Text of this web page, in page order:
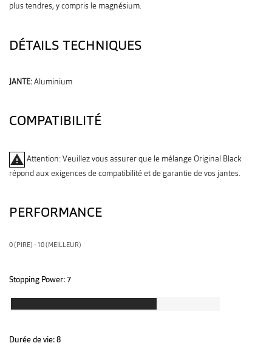
plus tendres, y compris le magnésium.
DÉTAILS TECHNIQUES
JANTE:Aluminium
COMPATIBILITÉ
warning Attention: Veuillez vous assurer que le mélange Original Black
répond aux exigences de compatibilité et de garantie de vos jantes.
PERFORMANCE
0 (PIRE) - 10 (MEILLEUR)
Stopping Power:7
Durée de vie:8